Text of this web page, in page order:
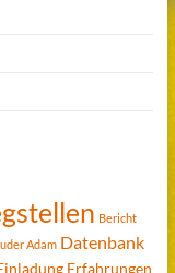
Bericht
Adam Datenbank
Erfahrungen